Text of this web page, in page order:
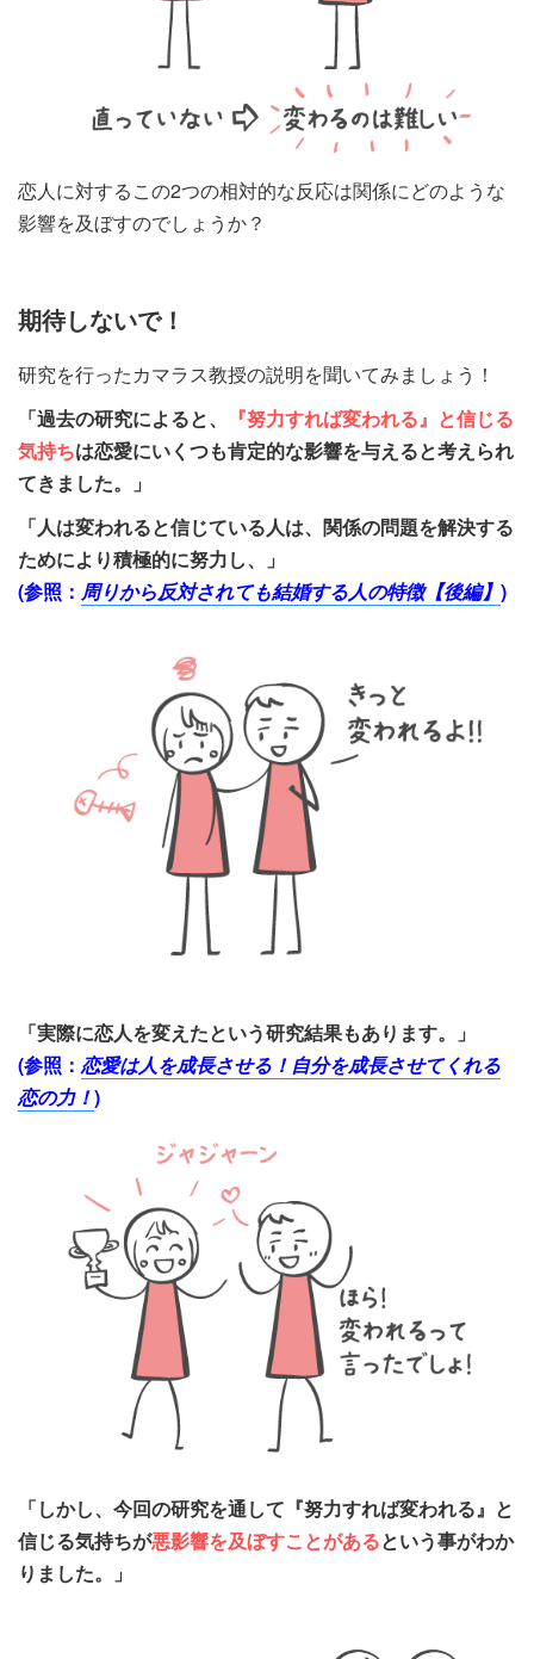
恋人に対するこの2つの相対的な反応は関係にどのような
影響を及ぼすのでしょうか？
期待しないで！
研究を行ったカマラス教授の説明を聞いてみましょう！
「過去の研究によると、
『努力すれば変われる』と信じる
気持ちは恋愛にいくつも肯定的な影響を与えると考えられ
てきました。」
「人は変われると信じている人は、関係の問題を解決する
ためにより積極的に努力し、」
(参照： 周りから反対されても結婚する人の特徴【後編】 )
「実際に恋人を変えたという研究結果もあります。」
(参照： 恋愛は人を成長させる！自分を成長させてくれる
恋の力！)
「しかし、今回の研究を通して『努力すれば変われる』と
信じる気持ちが悪影響を及ぼすことがあるという事がわか
りました。」